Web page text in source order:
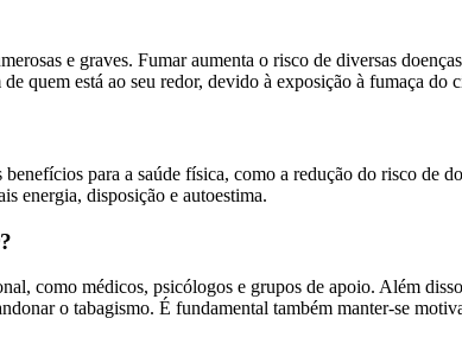
e graves. Fumar aumenta o risco de diversas
quem está ao seu redor, devido à exposição à fumaça do
para a saúde física, como a redução do risco de
energia, disposição e autoestima.
como médicos, psicólogos e grupos de apoio. Além
o tabagismo. É fundamental também manter-se